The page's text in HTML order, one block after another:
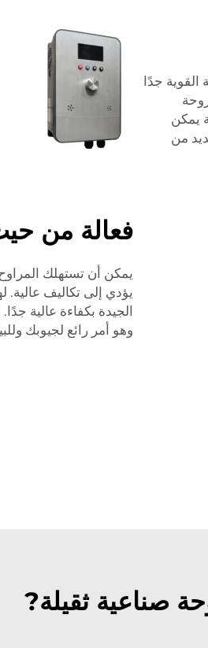
القوية جدًا
يمكن
من
فعالة من
يمكن أن تستهلك المراوح
يؤدي إلى تكاليف عالية.
الجيدة بكفاءة عالية
وهو أمر رائع لجيوبك